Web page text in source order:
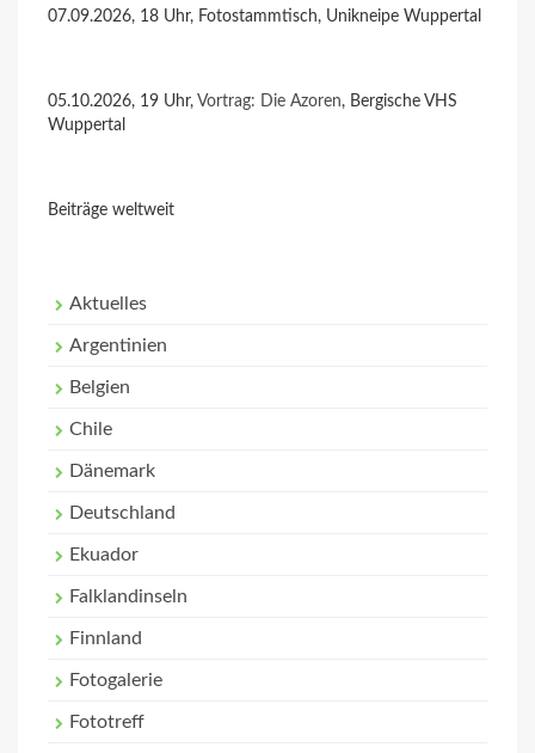
07.09.2026, 18 Uhr, Fotostammtisch, Unikneipe Wuppertal
05.10.2026, 19 Uhr, Vortrag: Die Azoren, Bergische VHS
Wuppertal
Beiträge weltweit
Aktuelles
Argentinien
Belgien
Chile
Dänemark
Deutschland
Ekuador
Falklandinseln
Finnland
Fotogalerie
Fototreff